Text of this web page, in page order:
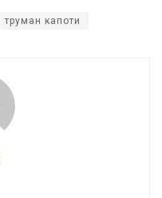
труман капоти